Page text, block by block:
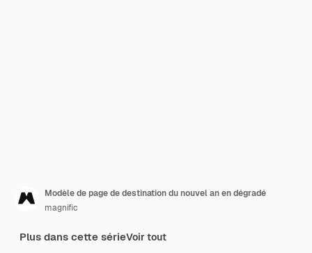
Modèle de page de destination du nouvel an en dégradé
magnific
Plus dans cette sérieVoir tout